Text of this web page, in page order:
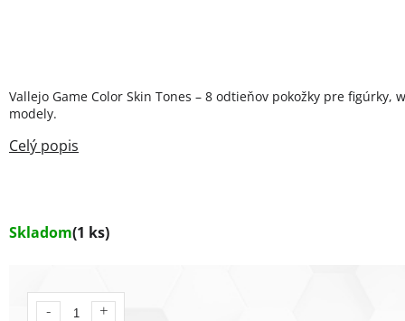
Skladom(1 ks)
Vallejo Game Color Skin Tones – 8 odtieňov pokožky pre figúrky,
modely.